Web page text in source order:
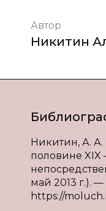
Автор
Никитин
Никитин, А. А.
половине XIX
май 2013 г.).
https://